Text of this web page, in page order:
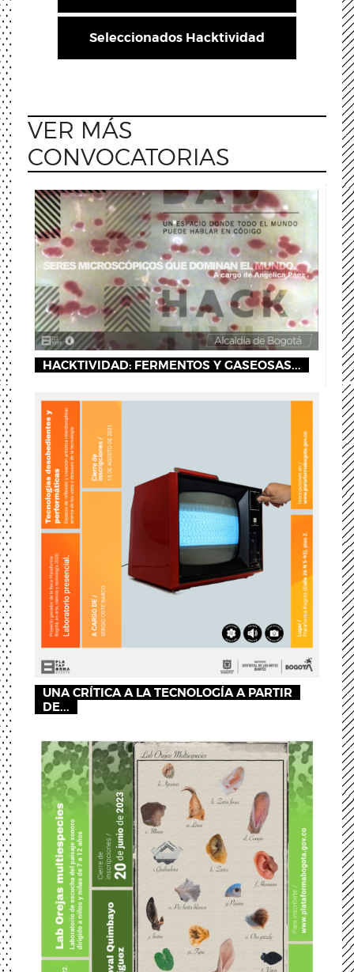
Seleccionados Hacktividad
VER MÁS
CONVOCATORIAS
HACKTIVIDAD: FERMENTOS Y GASEOSAS...
UNA CRÍTICA A LA TECNOLOGÍA A PARTIR
DE...